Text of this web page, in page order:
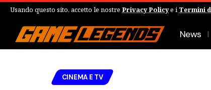
Usando questo sito, accetto le nostre Privacy Policye i Termini
News
CINEMA E TV